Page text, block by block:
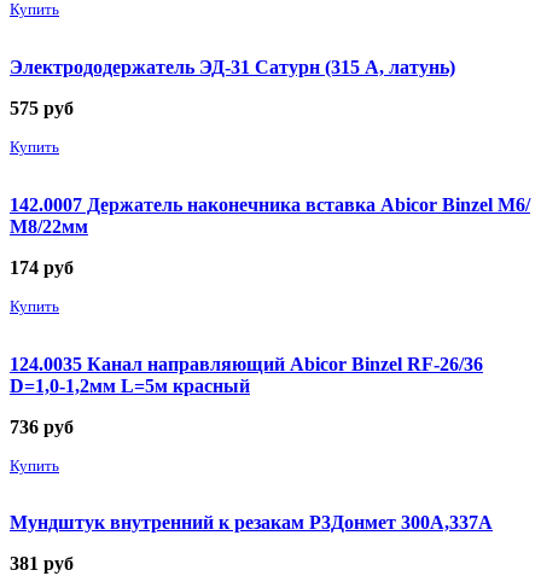
Купить
Электрододержатель ЭД-31 Сатурн (315 А, латунь)
575 руб
Купить
142.0007 Держатель наконечника вставка Abicor Binzel М6/
М8/22мм
174 руб
Купить
124.0035 Канал направляющий Abicor Binzel RF-26/36
D=1,0-1,2мм L=5м красный
736 руб
Купить
Мундштук внутренний к резакам Р3Донмет 300А,337А
381 руб